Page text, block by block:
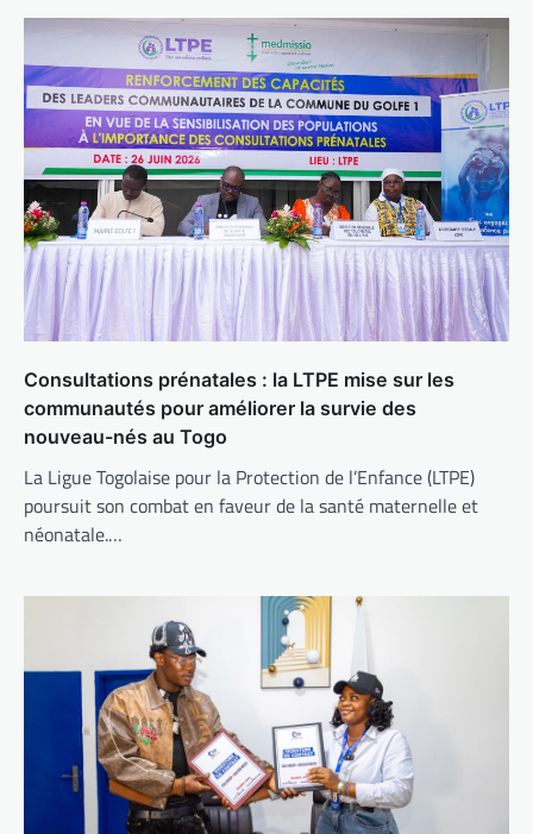
Consultations prénatales : la LTPE mise sur les
communautés pour améliorer la survie des
nouveau-nés au Togo
La Ligue Togolaise pour la Protection de l’Enfance (LTPE)
poursuit son combat en faveur de la santé maternelle et
néonatale.…